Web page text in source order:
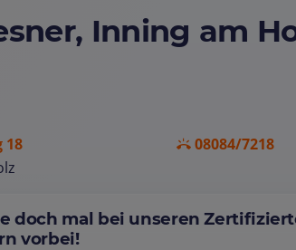
Inning am
18
08084/7218
doch mal bei unseren
vorbei!